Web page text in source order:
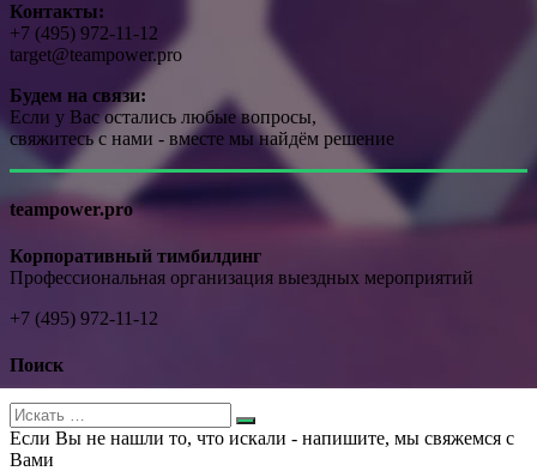
Контакты:
+7 (495) 972-11-12
target@teampower.pro
Будем на связи:
Если у Вас остались любые вопросы,
свяжитесь с нами - вместе мы найдём решение
teampower.pro
Корпоративный тимбилдинг
Профессиональная организация выездных мероприятий
+7 (495) 972-11-12
Поиск
Если Вы не нашли то, что искали - напишите, мы свяжемся с
Вами